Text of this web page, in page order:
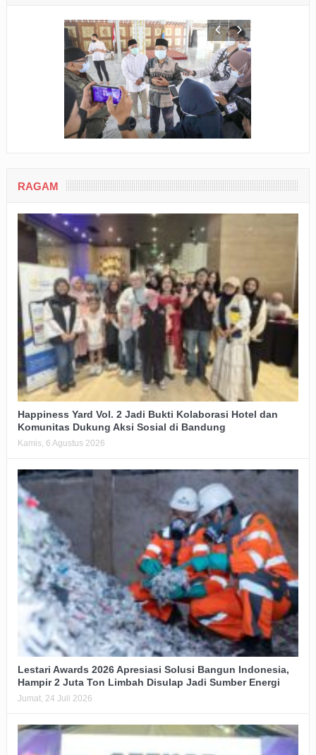
RAGAM
Happiness Yard Vol. 2 Jadi Bukti Kolaborasi Hotel dan
Komunitas Dukung Aksi Sosial di Bandung
Kamis, 6 Agustus 2026
Lestari Awards 2026 Apresiasi Solusi Bangun Indonesia,
Hampir 2 Juta Ton Limbah Disulap Jadi Sumber Energi
Jumat, 24 Juli 2026